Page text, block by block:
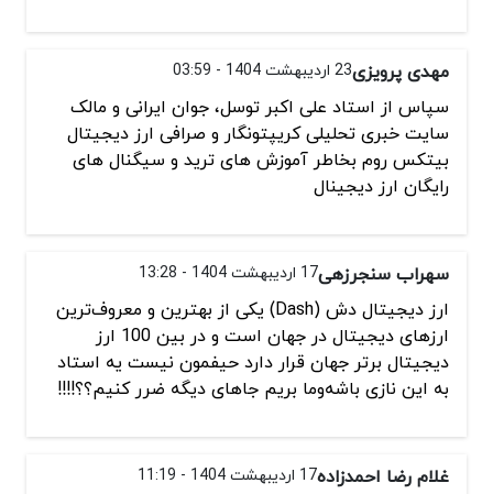
مهدی پرویزی23 اردیبهشت 1404 - 03:59
سپاس از استاد علی اکبر توسل، جوان ایرانی و مالک
سایت خبری تحلیلی کریپتونگار و صرافی ارز دیجیتال
بیتکس روم بخاطر آموزش های ترید و سیگنال های
رایگان ارز دیجینال
سهراب سنجرزهی17 اردیبهشت 1404 - 13:28
ارز دیجیتال دش (Dash) یکی از بهترین و معروف‌ترین
ارزهای دیجیتال در جهان است و در بین 100 ارز
دیجیتال برتر جهان قرار دارد حیفمون نیست یه استاد
به این نازی باشه‌وما بریم جاهای دیگه ضرر کنیم؟؟!!‍!!
غلام رضا احمدزاده17 اردیبهشت 1404 - 11:19